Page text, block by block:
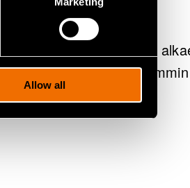
Allow all
vuodesta 2004
koostuu 1-2 vuotta